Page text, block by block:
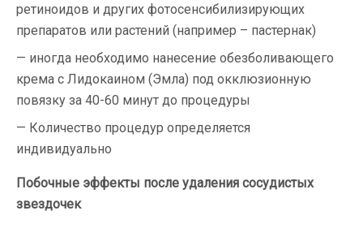
ретиноидов и других фотосенсибилизирующих
препаратов или растений (например – пастернак)
иногда необходимо нанесение обезболивающего
крема с Лидокаином (Эмла) под окклюзионную
повязку за 40-60 минут до процедуры
Количество процедур определяется
индивидуально
Побочные эффекты после удаления сосудистых
звездочек